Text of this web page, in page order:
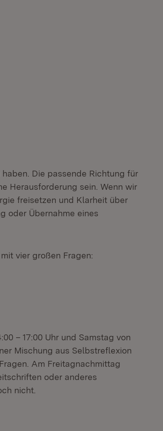
Die passende Richtung für
Herausforderung sein. Wenn wir
freisetzen und Klarheit über
oder Übernahme eines
vier großen Fragen:
– 17:00 Uhr und Samstag von
Mischung aus Selbstreflexion
Am Freitagnachmittag
oder anderes
nicht.